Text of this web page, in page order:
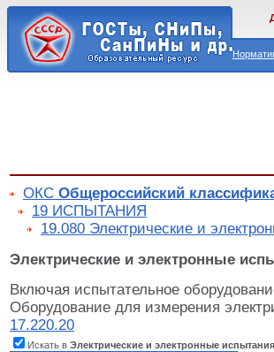
ОКС Общероссийский
19 ИСПЫТАНИЯ
19.080 Электрические и
Электрические и электронные
Включая испытательное
Оборудование для измерения
17.220.20
Искать в Электрические и электронные испытания